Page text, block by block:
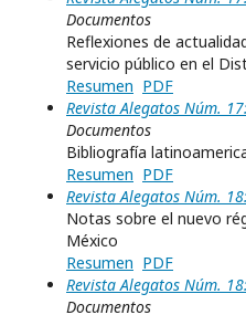
Documentos
Reflexiones de
servicio público en el
Resumen PDF
Revista Alegatos Núm.
Documentos
Bibliografía
Resumen PDF
Revista Alegatos Núm.
Notas sobre el nuevo
México
Resumen PDF
Revista Alegatos Núm.
Documentos